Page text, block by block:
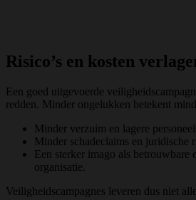
Risico’s en kosten
Een goed uitgevoerde
redden. Minder ongelukken betekent
Minder verzuim en lagere
Minder schadeclaims en juridische
Een sterker imago als betrouwbare
organisatie.
Veiligheidscampagnes leveren dus niet